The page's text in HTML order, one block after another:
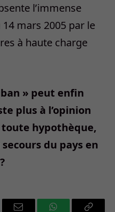
l’immense
mars 2005 par le
à haute charge
» peut enfin
plus à l’opinion
hypothèque,
du pays en